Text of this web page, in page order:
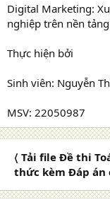
Digital Marketing:
nghiệp trên nền
Thực hiện bởi
Sinh viên: Nguyễn
MSV: 22050987
〈 Tải file Đề thi
thức kèm Đáp